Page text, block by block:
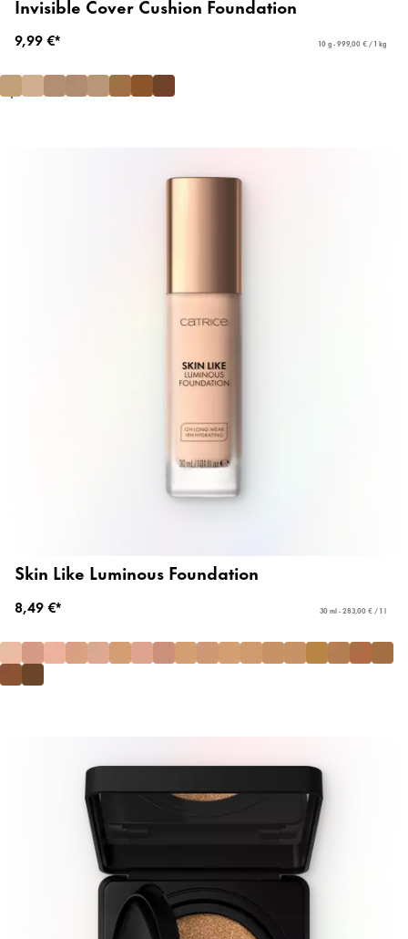
Invisible Cover Cushion Foundation
9,99 €* 10 g - 999,00 € / 1 kg
Skin Like Luminous Foundation
8,49 €* 30 ml - 283,00 € / 1 l